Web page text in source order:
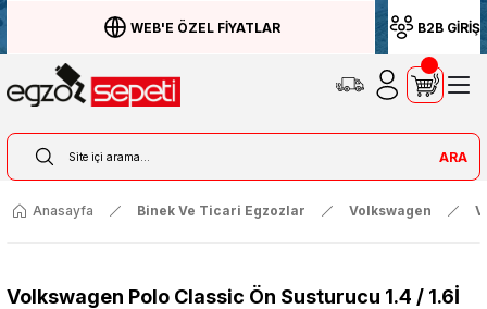
WEB'E ÖZEL FİYATLAR B2B GİRİŞ
ARA
Anasayfa Binek Ve Ticari Egzozlar Volkswagen
Volkswagen Polo Classic Ön Susturucu 1.4 / 1.6İ